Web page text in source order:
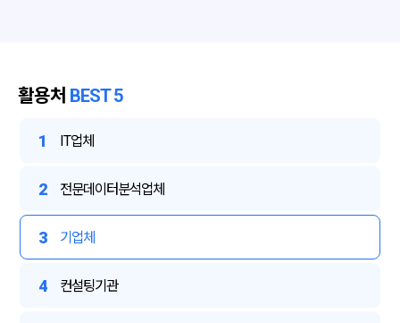
활용처 BEST 5
1 IT업체
2 전문데이터분석업체
3 기업체
4 컨설팅기관